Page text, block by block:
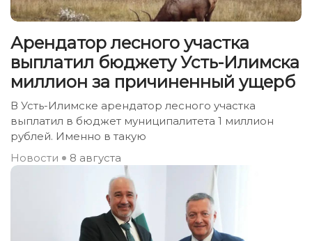
Арендатор лесного участка
выплатил бюджету Усть-Илимска
миллион за причиненный ущерб
В Усть-Илимске арендатор лесного участка
выплатил в бюджет муниципалитета 1 миллион
рублей. Именно в такую
Новости
8 августа